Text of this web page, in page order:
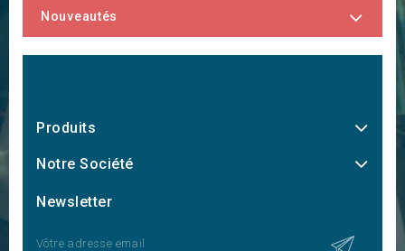
Nouveautés
Produits
Notre Société
Newsletter